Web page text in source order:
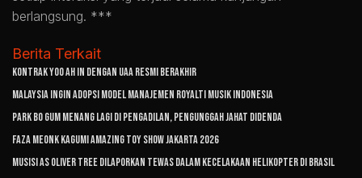
berlangsung. ***
Berita Terkait
Kontrak Yoo Ah In dengan UAA Resmi Berakhir
Malaysia Ingin Adopsi Model Manajemen Royalti Musik Indonesia
Park Bo Gum Menang Lagi di Pengadilan, Pengunggah Jahat Didenda
Faza Meonk Kagumi Amazing Toy Show Jakarta 2026
Musisi AS Oliver Tree Dilaporkan Tewas dalam Kecelakaan Helikopter di Brasil